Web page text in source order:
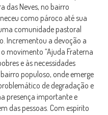
das Neves, no bairro
como pároco até sua
comunidade pastoral
Incrementou a devoção a
movimento “Ajuda Fraterna
e às necessidades
populoso, onde emerge
de degradação e
presença importante e
das pessoas. Com espírito